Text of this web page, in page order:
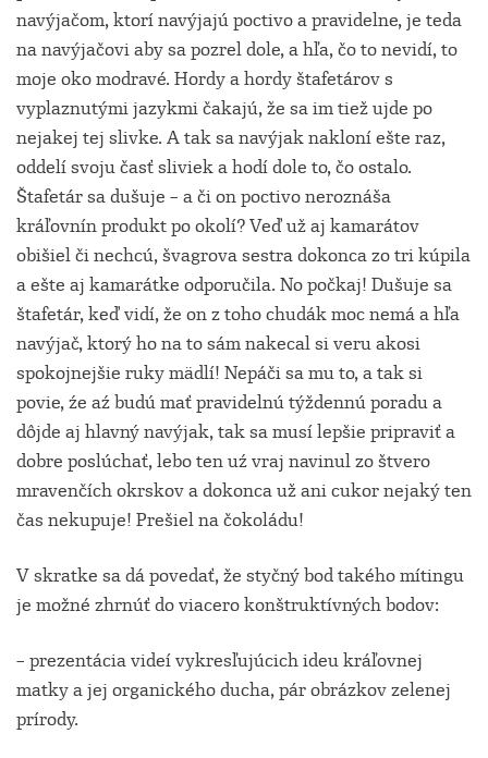
navýjačom, ktorí navýjajú poctivo a pravidelne, je teda
na navýjačovi aby sa pozrel dole, a hľa, čo to nevidí, to
moje oko modravé. Hordy a hordy štafetárov s
vyplaznutými jazykmi čakajú, že sa im tiež ujde po
nejakej tej slivke. A tak sa navýjak nakloní ešte raz,
oddelí svoju časť sliviek a hodí dole to, čo ostalo.
Štafetár sa dušuje – a či on poctivo neroznáša
kráľovnín produkt po okolí? Veď už aj kamarátov
obišiel či nechcú, švagrova sestra dokonca zo tri kúpila
a ešte aj kamarátke odporučila. No počkaj! Dušuje sa
štafetár, keď vidí, že on z toho chudák moc nemá a hľa
navýjač, ktorý ho na to sám nakecal si veru akosi
spokojnejšie ruky mädlí! Nepáči sa mu to, a tak si
povie, źe aź budú mať pravidelnú týždennú poradu a
dôjde aj hlavný navýjak, tak sa musí lepšie pripraviť a
dobre poslúchať, lebo ten uź vraj navinul zo štvero
mravenčích okrskov a dokonca už ani cukor nejaký ten
čas nekupuje! Prešiel na čokoládu!
V skratke sa dá povedať, že styčný bod takého mítingu
je možné zhrnúť do viacero konštruktívných bodov:
– prezentácia videí vykresľujúcich ideu kráľovnej
matky a jej organického ducha, pár obrázkov zelenej
prírody.